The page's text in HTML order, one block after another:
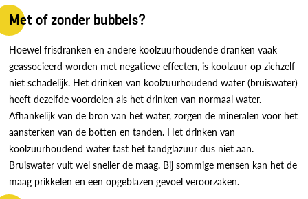
Met of zonder bubbels?
Hoewel frisdranken en andere koolzuurhoudende dranken vaak
geassocieerd worden met negatieve effecten, is koolzuur op zichzelf
niet schadelijk. Het drinken van koolzuurhoudend water (bruiswater)
heeft dezelfde voordelen als het drinken van normaal water.
Afhankelijk van de bron van het water, zorgen de mineralen voor het
aansterken van de botten en tanden. Het drinken van
koolzuurhoudend water tast het tandglazuur dus niet aan.
Bruiswater vult wel sneller de maag. Bij sommige mensen kan het de
maag prikkelen en een opgeblazen gevoel veroorzaken.